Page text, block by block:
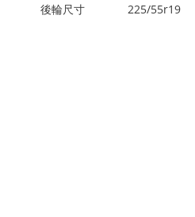
後輪尺寸
225/55r19